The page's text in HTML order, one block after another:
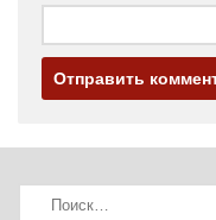
Найти: